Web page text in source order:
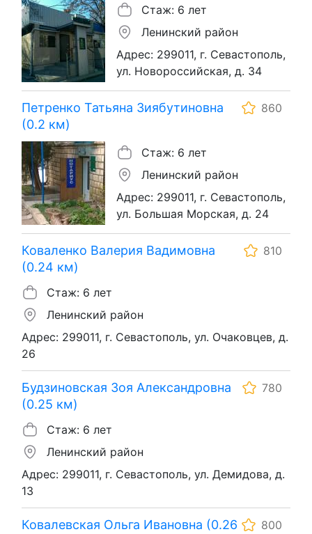
Стаж: 6 лет
Ленинский район
Адрес: 299011, г. Севастополь,
ул. Новороссийская, д. 34
Петренко Татьяна Зиябутиновна
(0.2 км)
860
Стаж: 6 лет
Ленинский район
Адрес: 299011, г. Севастополь,
ул. Большая Морская, д. 24
Коваленко Валерия Вадимовна
(0.24 км)
810
Стаж: 6 лет
Ленинский район
Адрес: 299011, г. Севастополь, ул. Очаковцев, д.
26
Будзиновская Зоя Александровна
(0.25 км)
780
Стаж: 6 лет
Ленинский район
Адрес: 299011, г. Севастополь, ул. Демидова, д.
13
Ковалевская Ольга Ивановна (0.26
800